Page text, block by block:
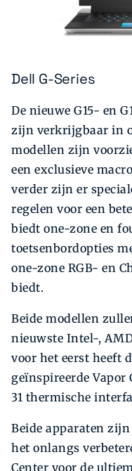
Dell G-Series
De nieuwe G15- en
zijn verkrijgbaar in
modellen zijn
een exclusieve
verder zijn er
regelen voor een
biedt one-zone en
toetsenbordopties
one-zone RGB- en
biedt.
Beide modellen
nieuwste Intel-,
voor het eerst heeft
geïnspireerde Vapor
31 thermische
Beide apparaten
het onlangs
Center voor de